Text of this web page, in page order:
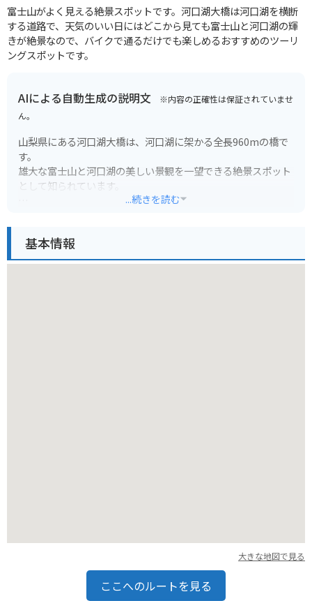
富士山がよく見える絶景スポットです。河口湖大橋は河口湖を横断
する道路で、天気のいい日にはどこから見ても富士山と河口湖の輝
きが絶景なので、バイクで通るだけでも楽しめるおすすめのツーリ
ングスポットです。
AIによる自動生成の説明文 ※内容の正確性は保証されていませ
ん。
山梨県にある河口湖大橋は、河口湖に架かる全長960mの橋で
す。
雄大な富士山と河口湖の美しい景観を一望できる絶景スポット
として知られています。
特に、春には満開の桜と富士山の組み合わせが素晴らしく、多
くの観光客で賑わいます。
...続きを読む
基本情報
大きな地図で見る
ここへのルートを見る